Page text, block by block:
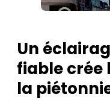
Meest gelezen
Podcasts
Privacy /
S’inscrire à
Un
fiable crée
la